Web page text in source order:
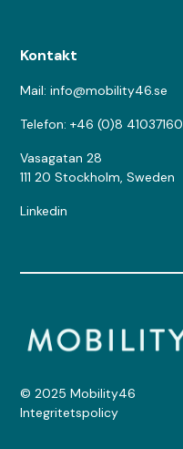
Kontakt
Mail: info@mobility46.se
Telefon: +46 (0)8 41037160
Vasagatan 28
111 20 Stockholm, Sweden
Linkedin
© 2025 Mobility46
Integritetspolicy